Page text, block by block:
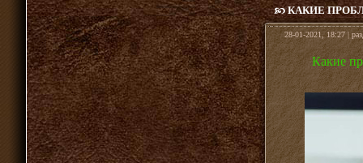
КАКИЕ
28-01-2021, 18:27 |
Какие